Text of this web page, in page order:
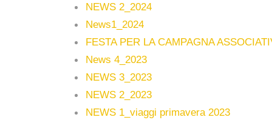
NEWS 2_2024
News1_2024
FESTA PER LA CAMPAGNA
News 4_2023
NEWS 3_2023
NEWS 2_2023
NEWS 1_viaggi primavera 2023